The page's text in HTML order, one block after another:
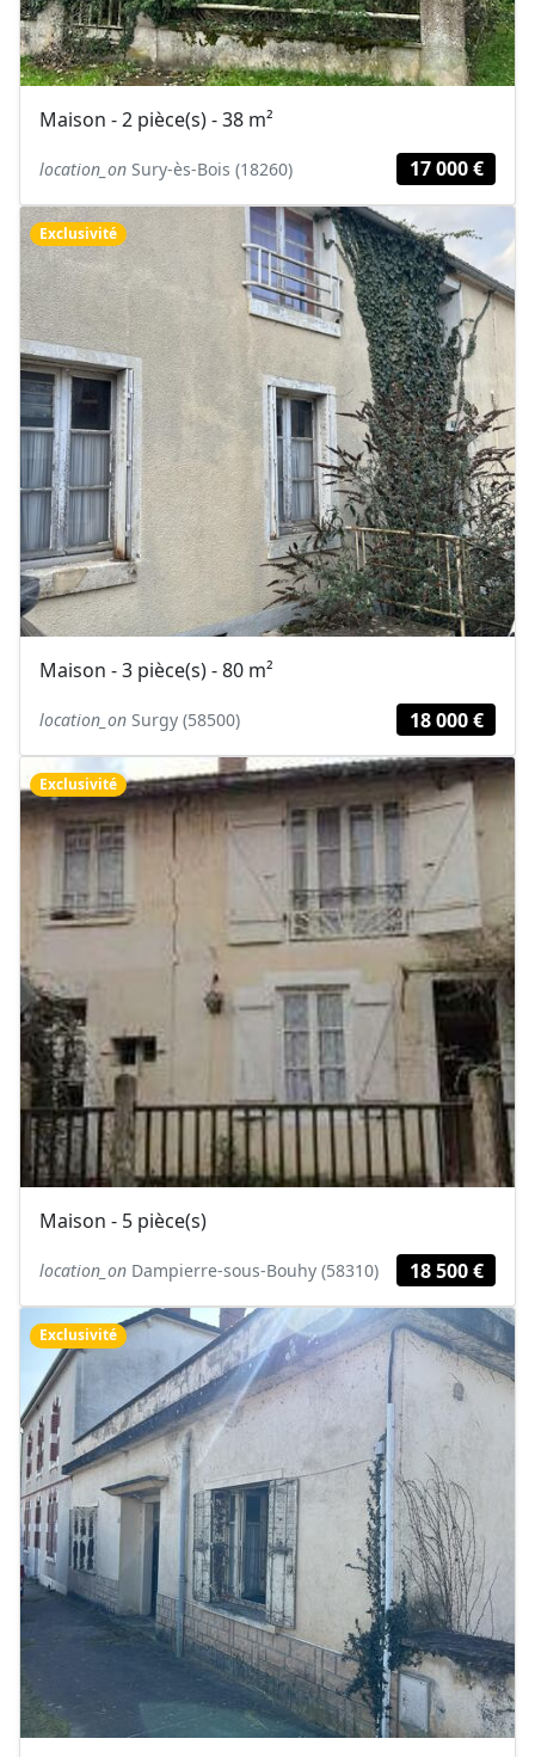
Maison - 2 pièce(s) - 38 m²
location_on Sury-ès-Bois (18260) 17 000 €
Exclusivité
Maison - 3 pièce(s) - 80 m²
location_on Surgy (58500) 18 000 €
Exclusivité
Maison - 5 pièce(s)
location_on Dampierre-sous-Bouhy (58310) 18 500 €
Exclusivité